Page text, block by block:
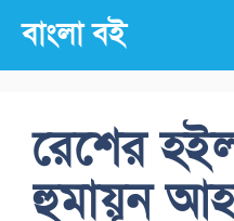
content
বাংলা বই
রেশের
হুমায়ূন